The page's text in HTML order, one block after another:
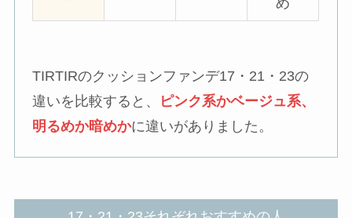
め
TIRTIRのクッションファンデ17・21・23の
違いを比較すると、
ピンク系かベージュ系、
明るめか暗めかに違いがありました。